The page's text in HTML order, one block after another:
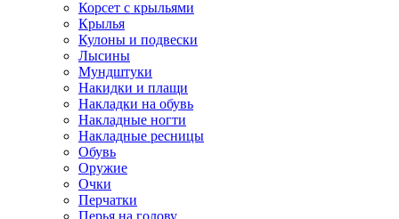
Корсет с крыльями
Крылья
Кулоны и подвески
Лысины
Мундштуки
Накидки и плащи
Накладки на обувь
Накладные ногти
Накладные ресницы
Обувь
Оружие
Очки
Перчатки
Перья на голову